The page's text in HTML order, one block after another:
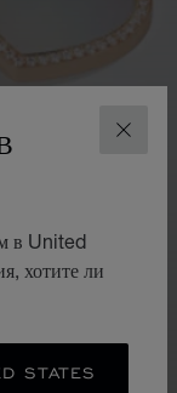
в United
хотите ли
STATES
простор
Надев
праздник света